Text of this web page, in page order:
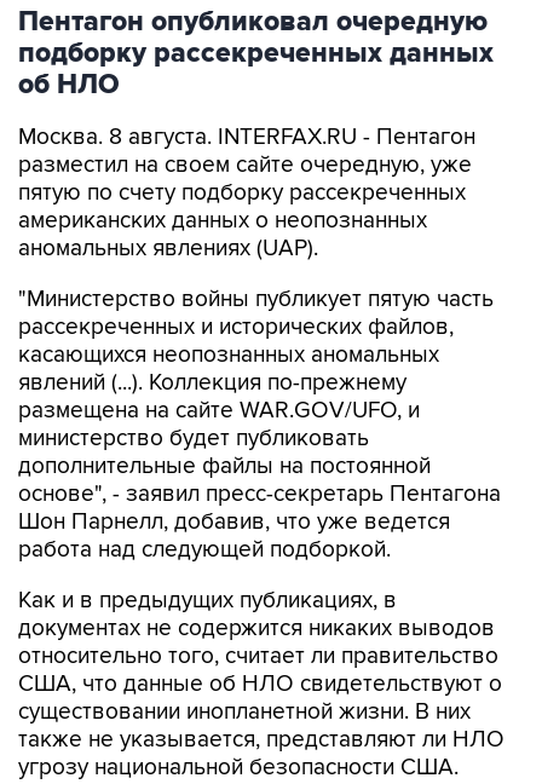
Пентагон опубликовал очередную
подборку рассекреченных данных
об НЛО
Москва. 8 августа. INTERFAX.RU - Пентагон
разместил на своем сайте очередную, уже
пятую по счету подборку рассекреченных
американских данных о неопознанных
аномальных явлениях (UAP).
"Министерство войны публикует пятую часть
рассекреченных и исторических файлов,
касающихся неопознанных аномальных
явлений (...). Коллекция по-прежнему
размещена на сайте WAR.GOV/UFO, и
министерство будет публиковать
дополнительные файлы на постоянной
основе", - заявил пресс-секретарь Пентагона
Шон Парнелл, добавив, что уже ведется
работа над следующей подборкой.
Как и в предыдущих публикациях, в
документах не содержится никаких выводов
относительно того, считает ли правительство
США, что данные об НЛО свидетельствуют о
существовании инопланетной жизни. В них
также не указывается, представляют ли НЛО
угрозу национальной безопасности США.